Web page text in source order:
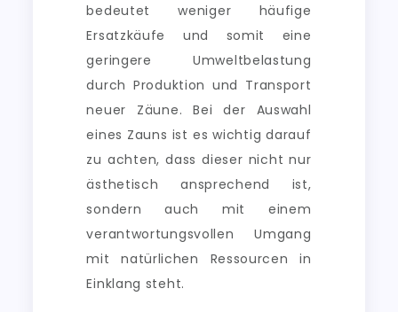
bedeutet weniger häufige
Ersatzkäufe und somit eine
geringere Umweltbelastung
durch Produktion und Transport
neuer Zäune. Bei der Auswahl
eines Zauns ist es wichtig darauf
zu achten, dass dieser nicht nur
ästhetisch ansprechend ist,
sondern auch mit einem
verantwortungsvollen Umgang
mit natürlichen Ressourcen in
Einklang steht.